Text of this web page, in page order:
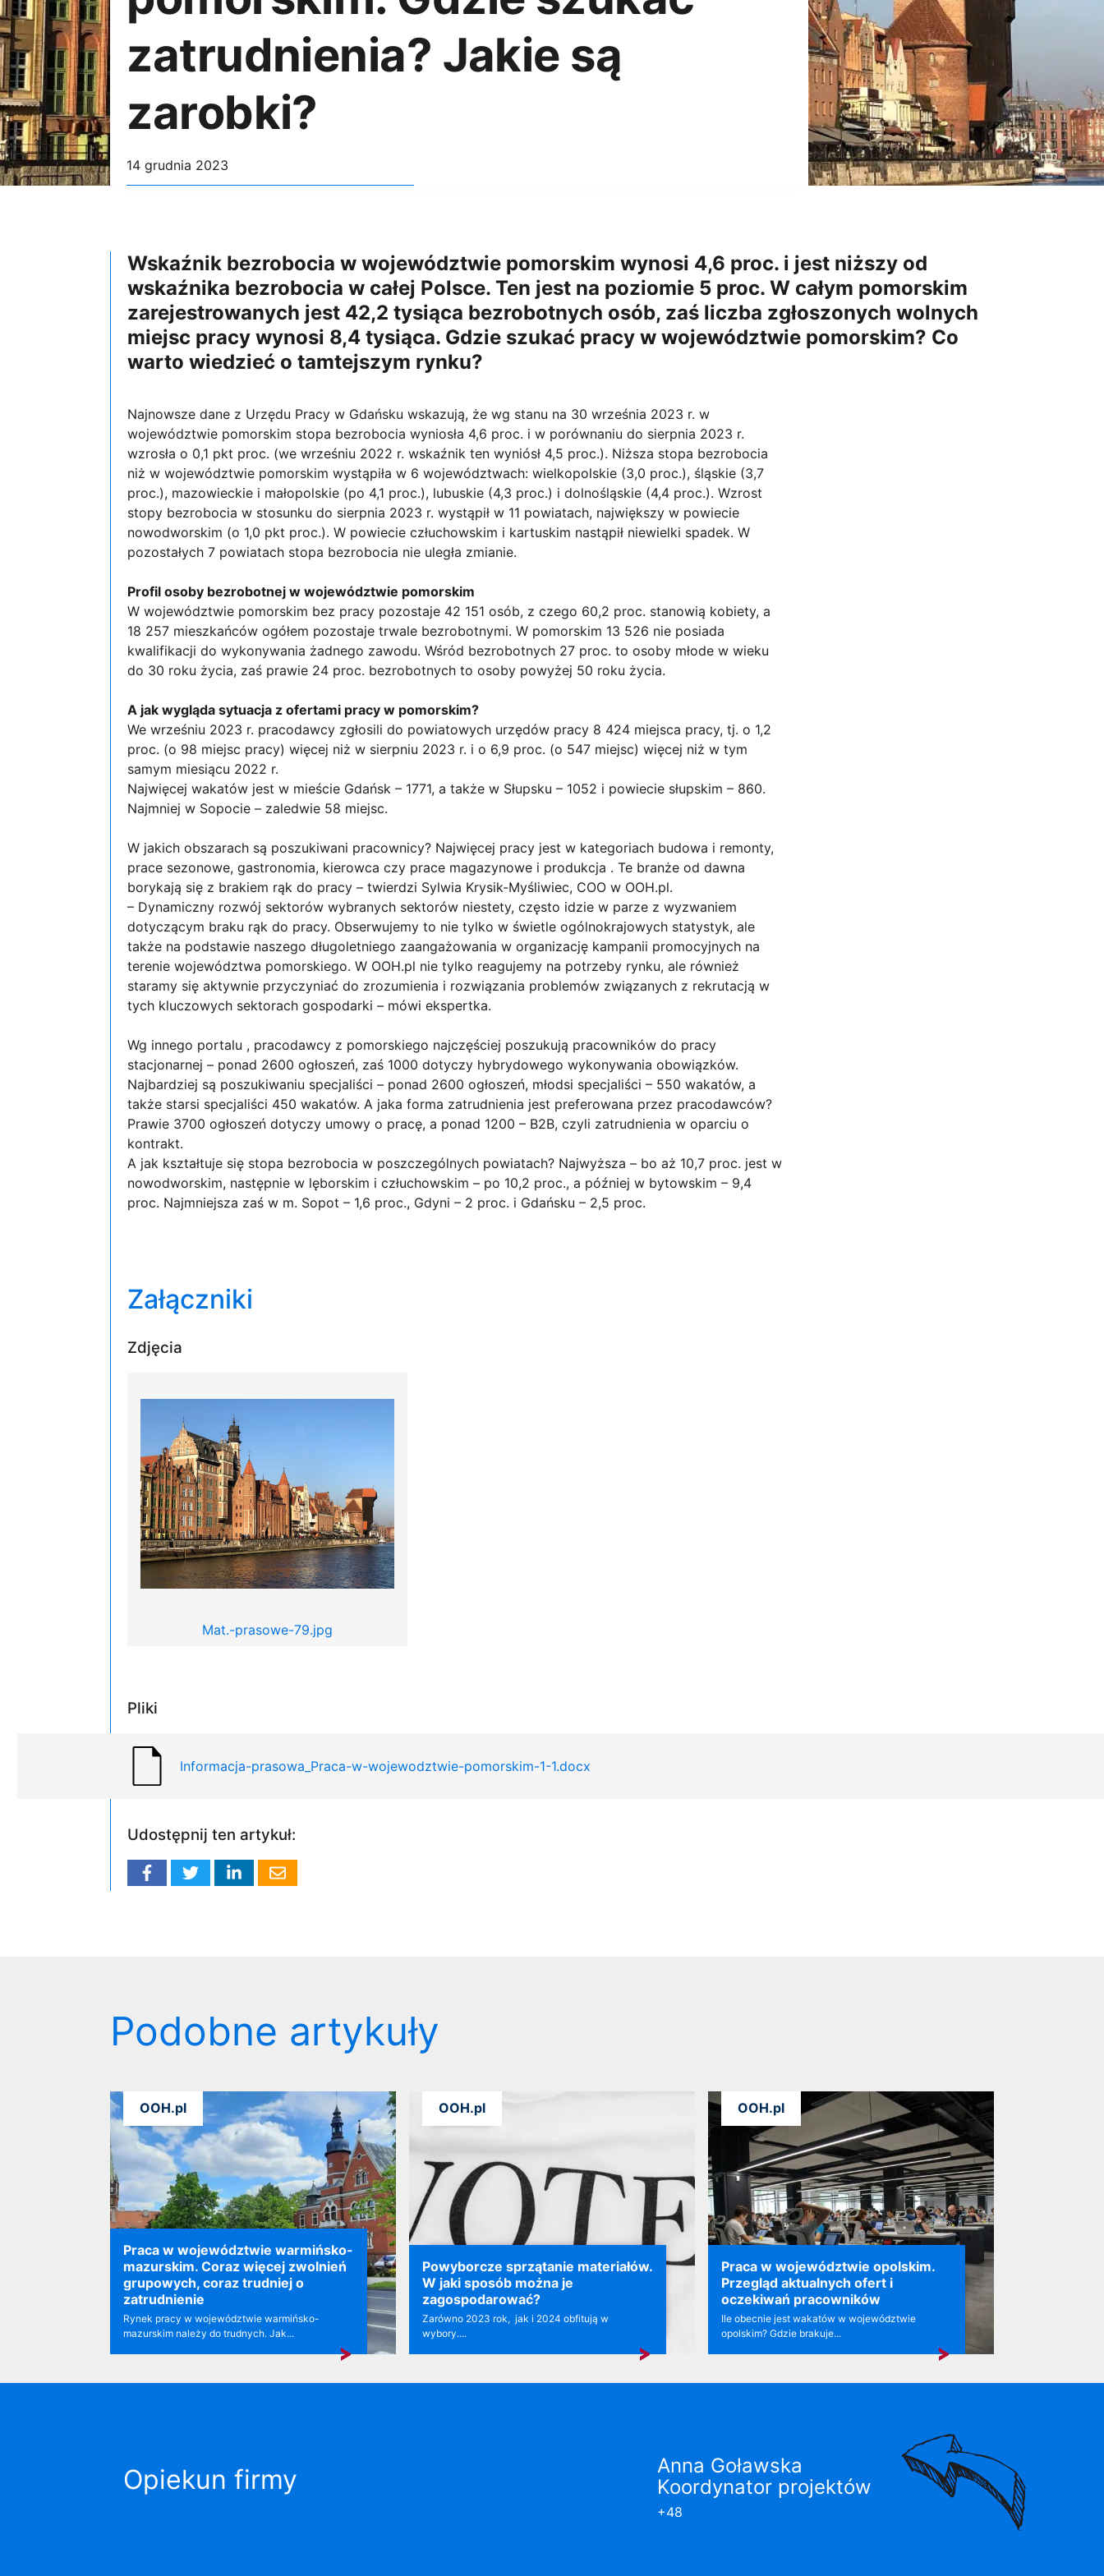
zatrudnienia? Jakie są
zarobki?
14 grudnia 2023
Wskaźnik bezrobocia w województwie pomorskim wynosi 4,6 proc. i jest niższy od
wskaźnika bezrobocia w całej Polsce. Ten jest na poziomie 5 proc. W całym pomorskim
zarejestrowanych jest 42,2 tysiąca bezrobotnych osób, zaś liczba zgłoszonych wolnych
miejsc pracy wynosi 8,4 tysiąca. Gdzie szukać pracy w województwie pomorskim? Co
warto wiedzieć o tamtejszym rynku?
Najnowsze dane z Urzędu Pracy w Gdańsku wskazują, że wg stanu na 30 września 2023 r. w
województwie pomorskim stopa bezrobocia wyniosła 4,6 proc. i w porównaniu do sierpnia 2023 r.
wzrosła o 0,1 pkt proc. (we wrześniu 2022 r. wskaźnik ten wyniósł 4,5 proc.). Niższa stopa bezrobocia
niż w województwie pomorskim wystąpiła w 6 województwach: wielkopolskie (3,0 proc.), śląskie (3,7
proc.), mazowieckie i małopolskie (po 4,1 proc.), lubuskie (4,3 proc.) i dolnośląskie (4,4 proc.). Wzrost
stopy bezrobocia w stosunku do sierpnia 2023 r. wystąpił w 11 powiatach, największy w powiecie
nowodworskim (o 1,0 pkt proc.). W powiecie człuchowskim i kartuskim nastąpił niewielki spadek. W
pozostałych 7 powiatach stopa bezrobocia nie uległa zmianie.
Profil osoby bezrobotnej w województwie pomorskim
W województwie pomorskim bez pracy pozostaje 42 151 osób, z czego 60,2 proc. stanowią kobiety, a
18 257 mieszkańców ogółem pozostaje trwale bezrobotnymi. W pomorskim 13 526 nie posiada
kwalifikacji do wykonywania żadnego zawodu. Wśród bezrobotnych 27 proc. to osoby młode w wieku
do 30 roku życia, zaś prawie 24 proc. bezrobotnych to osoby powyżej 50 roku życia.
A jak wygląda sytuacja z ofertami pracy w pomorskim?
We wrześniu 2023 r. pracodawcy zgłosili do powiatowych urzędów pracy 8 424 miejsca pracy, tj. o 1,2
proc. (o 98 miejsc pracy) więcej niż w sierpniu 2023 r. i o 6,9 proc. (o 547 miejsc) więcej niż w tym
samym miesiącu 2022 r.
Najwięcej wakatów jest w mieście Gdańsk – 1771, a także w Słupsku – 1052 i powiecie słupskim – 860.
Najmniej w Sopocie – zaledwie 58 miejsc.
W jakich obszarach są poszukiwani pracownicy? Najwięcej pracy jest w kategoriach budowa i remonty,
prace sezonowe, gastronomia, kierowca czy prace magazynowe i produkcja . Te branże od dawna
borykają się z brakiem rąk do pracy – twierdzi Sylwia Krysik-Myśliwiec, COO w OOH.pl.
– Dynamiczny rozwój sektorów wybranych sektorów niestety, często idzie w parze z wyzwaniem
dotyczącym braku rąk do pracy. Obserwujemy to nie tylko w świetle ogólnokrajowych statystyk, ale
także na podstawie naszego długoletniego zaangażowania w organizację kampanii promocyjnych na
terenie województwa pomorskiego. W OOH.pl nie tylko reagujemy na potrzeby rynku, ale również
staramy się aktywnie przyczyniać do zrozumienia i rozwiązania problemów związanych z rekrutacją w
tych kluczowych sektorach gospodarki – mówi ekspertka.
Wg innego portalu , pracodawcy z pomorskiego najczęściej poszukują pracowników do pracy
stacjonarnej – ponad 2600 ogłoszeń, zaś 1000 dotyczy hybrydowego wykonywania obowiązków.
Najbardziej są poszukiwaniu specjaliści – ponad 2600 ogłoszeń, młodsi specjaliści – 550 wakatów, a
także starsi specjaliści 450 wakatów. A jaka forma zatrudnienia jest preferowana przez pracodawców?
Prawie 3700 ogłoszeń dotyczy umowy o pracę, a ponad 1200 – B2B, czyli zatrudnienia w oparciu o
kontrakt.
A jak kształtuje się stopa bezrobocia w poszczególnych powiatach? Najwyższa – bo aż 10,7 proc. jest w
nowodworskim, następnie w lęborskim i człuchowskim – po 10,2 proc., a później w bytowskim – 9,4
proc. Najmniejsza zaś w m. Sopot – 1,6 proc., Gdyni – 2 proc. i Gdańsku – 2,5 proc.
Załączniki
Zdjęcia
Mat.-prasowe-79.jpg
Pliki
Informacja-prasowa_Praca-w-wojewodztwie-pomorskim-1-1.docx
Udostępnij ten artykuł:
Podobne artykuły
Praca w województwie warmińsko-
mazurskim. Coraz więcej zwolnień
grupowych, coraz trudniej o
zatrudnienie
Rynek pracy w województwie warmińsko-
mazurskim należy do trudnych. Jak...
OOH.pl
Powyborcze sprzątanie materiałów.
W jaki sposób można je
zagospodarować?
Zarówno 2023 rok, jak i 2024 obfitują w
wybory....
OOH.pl
Praca w województwie opolskim.
Przegląd aktualnych ofert i
oczekiwań pracowników
Ile obecnie jest wakatów w województwie
opolskim? Gdzie brakuje...
OOH.pl
Opiekun firmy
Anna Goławska
Koordynator projektów
+48